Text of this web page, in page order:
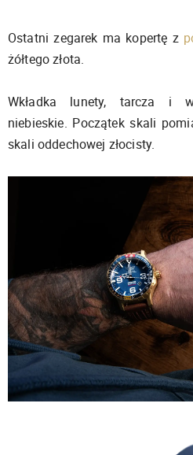
Ostatni zegarek ma kopertę z
żółtego złota.
Wkładka lunety, tarcza i
niebieskie. Początek skali
skali oddechowej złocisty.